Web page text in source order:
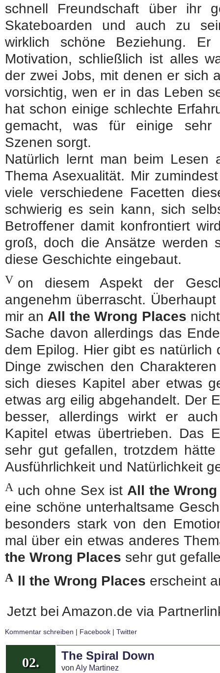
schnell Freundschaft über ihr
Skateboarden und auch zu
wirklich schöne Beziehung.
Motivation, schließlich ist alles
der zwei Jobs, mit denen er sich
vorsichtig, wen er in das Leben
hat schon einige schlechte
gemacht, was für einige sehr
Szenen sorgt.
Natürlich lernt man beim Lesen
Thema Asexualität. Mir
viele verschiedene Facetten
schwierig es sein kann, sich
Betroffener damit konfrontiert
groß, doch die Ansätze werden
diese Geschichte eingebaut.
V on diesem Aspekt der
angenehm überrascht.
mir an All the Wrong Places
Sache davon allerdings das
dem Epilog. Hier gibt es natürlich
Dinge zwischen den
sich dieses Kapitel aber etwas
etwas arg eilig abgehandelt. Der
besser, allerdings wirkt er
Kapitel etwas übertrieben. Das
sehr gut gefallen, trotzdem
Ausführlichkeit und Natürlichkeit
A uch ohne Sex ist All the
eine schöne unterhaltsame
besonders stark von den
mal über ein etwas anderes
the Wrong Places sehr gut
A ll the Wrong Places erscheint
Jetzt bei Amazon.de via
Kommentar schreiben | Facebook | Twitter
02. The Spiral Down
von Aly Martinez